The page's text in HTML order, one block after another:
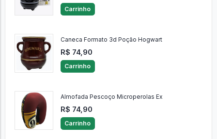
Carrinho
Caneca Formato 3d Poção Hogwart
R$ 74,90
Carrinho
Almofada Pescoço Microperolas Ex
R$ 74,90
Carrinho